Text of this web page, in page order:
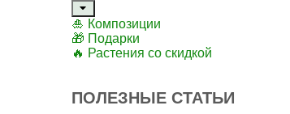
🎍 Композиции
🎁 Подарки
🔥 Растения со скидкой
ПОЛЕЗНЫЕ СТАТЬИ